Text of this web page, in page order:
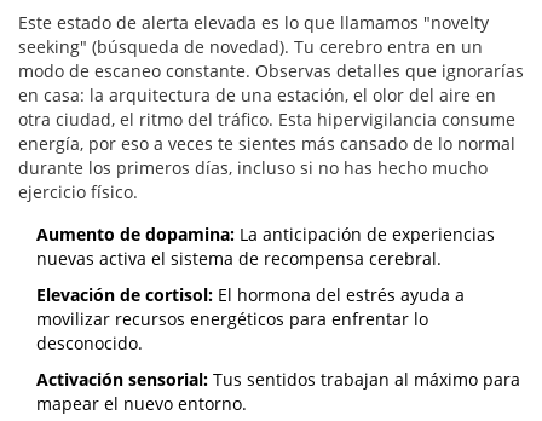
Este estado de alerta elevada es lo que llamamos "novelty
seeking" (búsqueda de novedad). Tu cerebro entra en un
modo de escaneo constante. Observas detalles que ignorarías
en casa: la arquitectura de una estación, el olor del aire en
otra ciudad, el ritmo del tráfico. Esta hipervigilancia consume
energía, por eso a veces te sientes más cansado de lo normal
durante los primeros días, incluso si no has hecho mucho
ejercicio físico.
Aumento de dopamina: La anticipación de experiencias
nuevas activa el sistema de recompensa cerebral.
Elevación de cortisol: El hormona del estrés ayuda a
movilizar recursos energéticos para enfrentar lo
desconocido.
Activación sensorial: Tus sentidos trabajan al máximo para
mapear el nuevo entorno.